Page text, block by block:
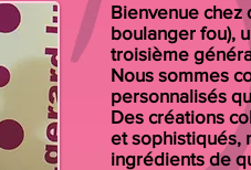
Bienvenue chez
boulanger fou),
troisième
Nous sommes
personnalisés
Des créations
et sophistiqués,
ingrédients de